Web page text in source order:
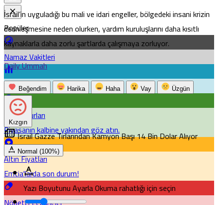
Popüler
Namaz Vakitleri
Puan Durumu
Döviz Kurları
Piyasanın kalbine yakından göz atın.
Altın Fiyatları
Emtia'larda son durum!
İsrail’in uyguladığı bu mali ve idari engeller, bölgedeki insani krizin
derinleşmesine neden olurken, yardım kuruluşlarını daha kısıtlı
kaynaklarla daha zorlu şartlarda çalışmaya zorluyor.
Daily Ummah
Beğendim Harika Haha Vay Üzgün
Kızgın
İsrail Gazze Tırlarından Kamyon Başı 14 Bin Dolar Alıyor
Normal (100%)
Yazı Boyutunu AyarlaOkuma rahatlığı için seçin